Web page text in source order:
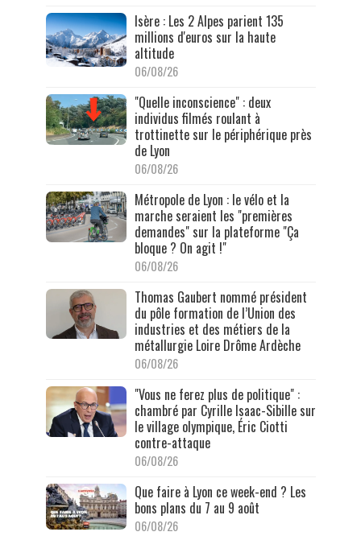
Isère : Les 2 Alpes parient 135
millions d'euros sur la haute
altitude
06/08/26
"Quelle inconscience" : deux
individus filmés roulant à
trottinette sur le périphérique près
de Lyon
06/08/26
Métropole de Lyon : le vélo et la
marche seraient les "premières
demandes" sur la plateforme "Ça
bloque ? On agit !"
06/08/26
Thomas Gaubert nommé président
du pôle formation de l’Union des
industries et des métiers de la
métallurgie Loire Drôme Ardèche
06/08/26
"Vous ne ferez plus de politique" :
chambré par Cyrille Isaac-Sibille sur
le village olympique, Éric Ciotti
contre-attaque
06/08/26
Que faire à Lyon ce week-end ? Les
bons plans du 7 au 9 août
06/08/26